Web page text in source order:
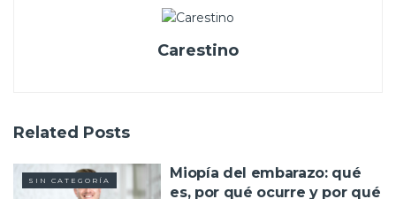
Carestino
Related Posts
SIN CATEGORÍA
Miopía del embarazo: qué
es, por qué ocurre y por qué